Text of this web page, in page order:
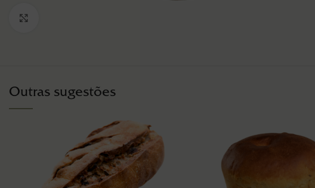
Outras sugestões